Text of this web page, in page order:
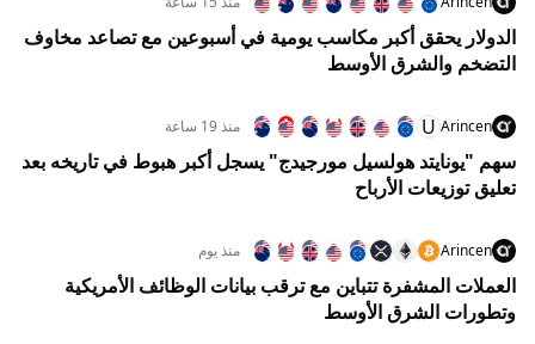
الدولار يحقق أكبر مكاسب يومية في أسبوعين مع تصاعد مخاوف
التضخم والشرق الأوسط
Arincen
U منذ 19 ساعة
سهم "يونايتد هولسيل مورجيدج" يسجل أكبر هبوط في تاريخه بعد
تعليق توزيعات الأرباح
Arincen منذ يوم
العملات المشفرة تتباين مع ترقب بيانات الوظائف الأمريكية
وتطورات الشرق الأوسط